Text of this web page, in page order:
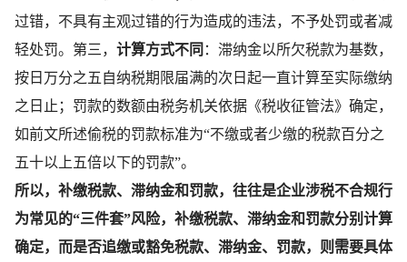
过错，不具有主观过错的行为造成的违法，不予处罚或者减
轻处罚。第三， 计算方式不同 ：滞纳金以所欠税款为基数，
按日万分之五自纳税期限届满的次日起一直计算至实际缴纳
之日止；罚款的数额由税务机关依据《税收征管法》确定，
如前文所述偷税的罚款标准为“不缴或者少缴的税款百分之
五十以上五倍以下的罚款”。
所以，补缴税款、滞纳金和罚款，往往是企业涉税不合规行
为常见的“三件套”风险，补缴税款、滞纳金和罚款分别计算
确定，而是否追缴或豁免税款、滞纳金、罚款，则需要具体